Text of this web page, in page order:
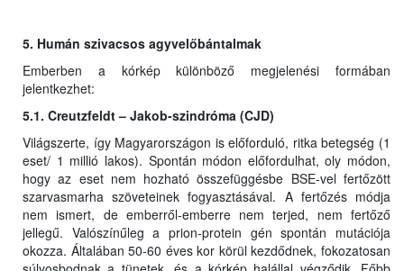
5. Humán szivacsos agyvelőbántalmak
Emberben a kórkép különböző megjelenési formában
jelentkezhet:
5.1. Creutzfeldt – Jakob-szindróma (CJD)
Világszerte, így Magyarországon is előforduló, ritka betegség (1
eset/ 1 millió lakos). Spontán módon előfordulhat, oly módon,
hogy az eset nem hozható összefüggésbe BSE-vel fertőzött
szarvasmarha szöveteinek fogyasztásával. A fertőzés módja
nem ismert, de emberről-emberre nem terjed, nem fertőző
jellegű. Valószínűleg a prion-protein gén spontán mutációja
okozza. Általában 50-60 éves kor körül kezdődnek, fokozatosan